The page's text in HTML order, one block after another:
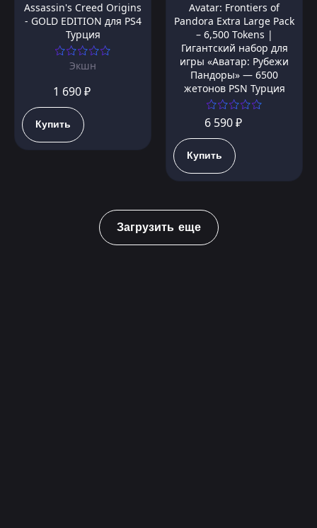
Assassin's Creed Origins
- GOLD EDITION для PS4
Турция
Экшн
1 690 ₽
Купить
Avatar: Frontiers of
Pandora Extra Large Pack
– 6,500 Tokens |
Гигантский набор для
игры «Аватар: Рубежи
Пандоры» — 6500
жетонов PSN Турция
6 590 ₽
Купить
Загрузить еще